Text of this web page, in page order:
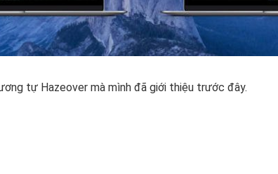
tự Hazeover mà mình đã giới thiệu trước đây.